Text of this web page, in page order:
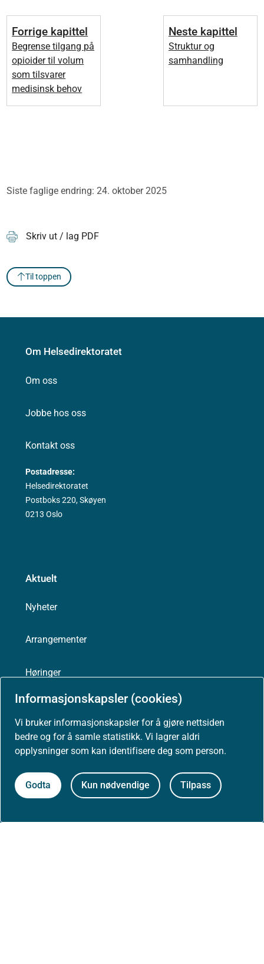
Informasjonskapsler (cookies)
Vi bruker informasjonskapsler for å gjøre nettsiden
bedre og for å samle statistikk. Vi lagrer aldri
opplysninger som kan identifisere deg som person.
Godta Kun nødvendige Tilpass
Forrige kapittel
Begrense tilgang på
opioider til volum
som tilsvarer
medisinsk behov
Neste kapittel
Struktur og
samhandling
Siste faglige endring: 24. oktober 2025
Skriv ut / lag PDF
Til toppen
Om Helsedirektoratet
Om oss
Jobbe hos oss
Kontakt oss
Postadresse:
Helsedirektoratet
Postboks 220, Skøyen
0213 Oslo
Aktuelt
Nyheter
Arrangementer
Høringer
Presse
Om nettstedet
Personvernerklæring